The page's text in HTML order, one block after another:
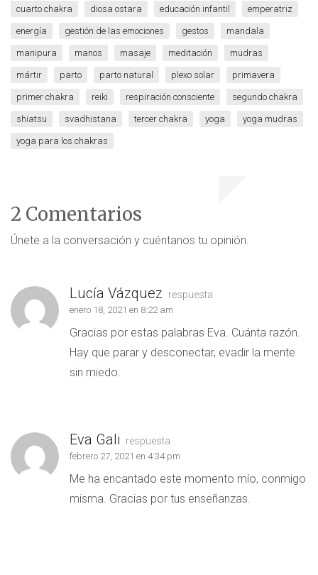
cuarto chakra diosa ostara educación infantil emperatriz
energía gestión de las emociones gestos mandala
manipura manos masaje meditación mudras
mártir parto parto natural plexo solar primavera
primer chakra reiki respiración consciente segundo chakra
shiatsu svadhistana tercer chakra yoga yoga mudras
yoga para los chakras
2 Comentarios
Únete a la conversación y cuéntanos tu opinión.
Lucía Vázquez respuesta
enero 18, 2021 en 8:22 am
Gracias por estas palabras Eva. Cuánta razón.
Hay que parar y desconectar, evadir la mente
sin miedo.
Eva Gali respuesta
febrero 27, 2021 en 4:34 pm
Me ha encantado este momento mío, conmigo
misma. Gracias por tus enseñanzas.